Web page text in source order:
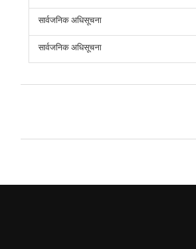
सार्वजनिक अधिसूचना
सार्वजनिक अधिसूचना